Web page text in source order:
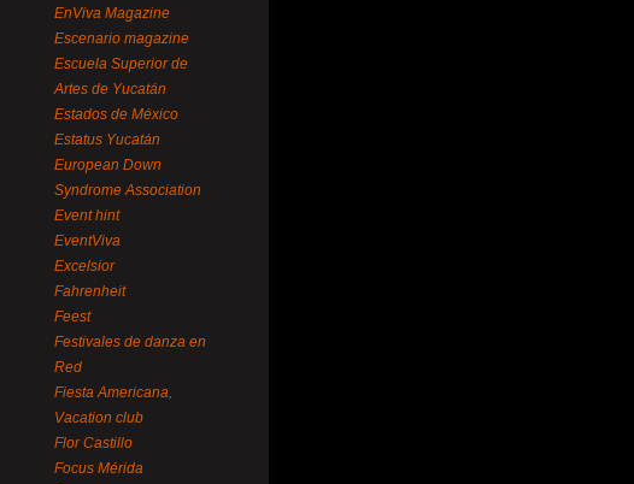
EnViva Magazine
Escenario magazine
Escuela Superior de
Artes de Yucatán
Estados de México
Estatus Yucatán
European Down
Syndrome Association
Event hint
EventViva
Excelsior
Fahrenheit
Feest
Festivales de danza en
Red
Fiesta Americana,
Vacation club
Flor Castillo
Focus Mérida